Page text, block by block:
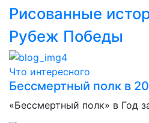
Рисованные
Рубеж Победы
Что интересного
Бессмертный полк в
«Бессмертный полк» в Год